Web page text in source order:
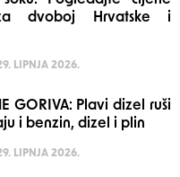
dvoboj Hrvatske i
LIPNJA 2026.
GORIVA: Plavi dizel ruši
i benzin, dizel i plin
LIPNJA 2026.